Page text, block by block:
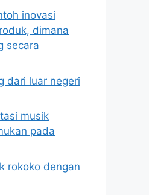
inovasi
dimana
secara
dari luar negeri
musik
pada
rokoko dengan